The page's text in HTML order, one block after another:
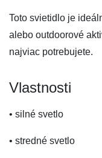
Toto svietidlo je
alebo outdoorové
najviac potrebujete.
Vlastnosti
• silné svetlo
• stredné svetlo